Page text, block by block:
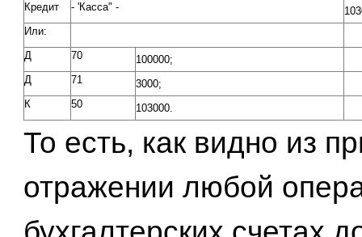
Кредит
- 'Касса" -
Или:
Д
70
100000;
Д
71
3000;
К
50 103000.
То есть, как видно из
отражении любой